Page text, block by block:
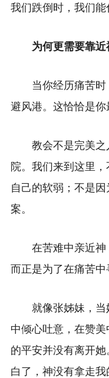
我们跌倒时，我们能
为何更需要靠近
当你经历痛苦
避风港。这恰恰是你
教会不是完美
院。我们来到这里
自己的软弱；不是
案。
在苦难中亲近神
而正是为了在痛苦中
就像张姊妹，
中倾心吐意，在赞
的平安并没有离开她
白了，神没有拿走